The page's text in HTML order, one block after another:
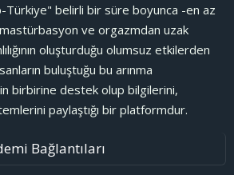
Türkiye" belirli bir süre boyunca -en az
ve orgazmdan uzak
oluşturduğu olumsuz etkilerden
buluştuğu bu arınma
birbirine destek olup bilgilerini,
paylaştığı bir platformdur.
Bağlantıları